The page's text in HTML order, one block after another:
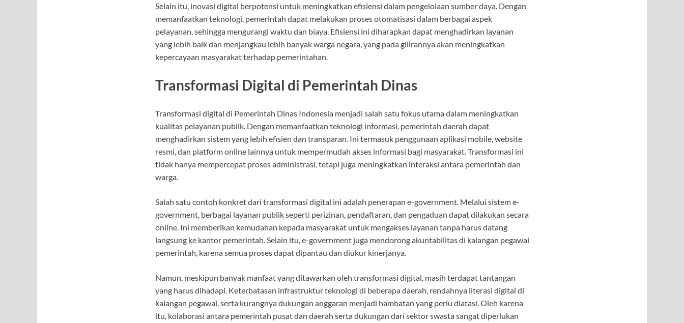
Selain itu, inovasi digital berpotensi untuk meningkatkan efisiensi dalam pengelolaan sumber daya. Dengan
memanfaatkan teknologi, pemerintah dapat melakukan proses otomatisasi dalam berbagai aspek
pelayanan, sehingga mengurangi waktu dan biaya. Efisiensi ini diharapkan dapat menghadirkan layanan
yang lebih baik dan menjangkau lebih banyak warga negara, yang pada gilirannya akan meningkatkan
kepercayaan masyarakat terhadap pemerintahan.
Transformasi Digital di Pemerintah Dinas
Transformasi digital di Pemerintah Dinas Indonesia menjadi salah satu fokus utama dalam meningkatkan
kualitas pelayanan publik. Dengan memanfaatkan teknologi informasi, pemerintah daerah dapat
menghadirkan sistem yang lebih efisien dan transparan. Ini termasuk penggunaan aplikasi mobile, website
resmi, dan platform online lainnya untuk mempermudah akses informasi bagi masyarakat. Transformasi ini
tidak hanya mempercepat proses administrasi, tetapi juga meningkatkan interaksi antara pemerintah dan
warga.
Salah satu contoh konkret dari transformasi digital ini adalah penerapan e-government. Melalui sistem e-
government, berbagai layanan publik seperti perizinan, pendaftaran, dan pengaduan dapat dilakukan secara
online. Ini memberikan kemudahan kepada masyarakat untuk mengakses layanan tanpa harus datang
langsung ke kantor pemerintah. Selain itu, e-government juga mendorong akuntabilitas di kalangan pegawai
pemerintah, karena semua proses dapat dipantau dan diukur kinerjanya.
Namun, meskipun banyak manfaat yang ditawarkan oleh transformasi digital, masih terdapat tantangan
yang harus dihadapi. Keterbatasan infrastruktur teknologi di beberapa daerah, rendahnya literasi digital di
kalangan pegawai, serta kurangnya dukungan anggaran menjadi hambatan yang perlu diatasi. Oleh karena
itu, kolaborasi antara pemerintah pusat dan daerah serta dukungan dari sektor swasta sangat diperlukan